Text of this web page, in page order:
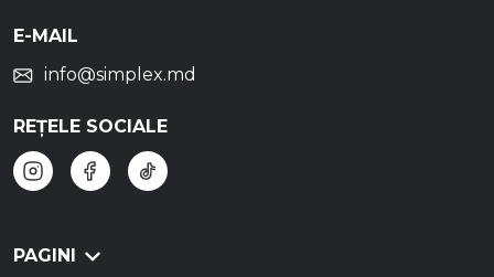
E-MAIL
info@simplex.md
REȚELE SOCIALE
PAGINI